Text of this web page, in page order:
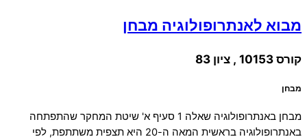
מבוא לאנתרופולוגיה מבחן
קורס 10153 , ציון 83
מבחן
מבחן באנתרופולוגיה שאלה 1 סעיף א' שיטת המחקר שהתפתחה
באנתרופולוגיה בראשית המאה ה-20 היא תצפית משתתפת, לפי